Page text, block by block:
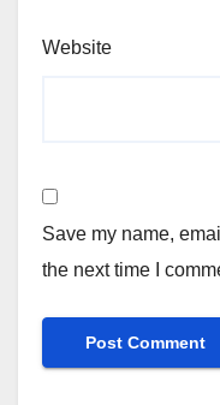
Website
Save my name,
the next time I